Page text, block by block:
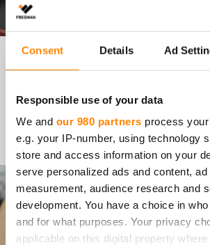
Consent Details Ad
Responsible use of your data
We and our 980 partners process
e.g. your IP-number, using technology
store and access information on your
serve personalized ads and content,
measurement, audience research and
development. You have a choice in
and for what purposes. Your privacy
applicable on this digital property
HIL­LO
TA
Siirry reseptiin